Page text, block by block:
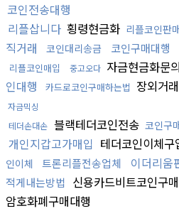
코인전송대행
리플삽니다 횡령현금화 리플코인판
직거래
코인대리송금 코인구매대행
리플코인매입 중고오다 자금현금화문의
인대행
카드로코인구매하는법 장외거
자금믹싱
테더손대손 블랙테더코인전송 코인구
개인지갑고가매입 테더코인이체구
인이체
트론리플전송업체 이더리움
적게내는방법 신용카드비트코인구
암호화폐구매대행